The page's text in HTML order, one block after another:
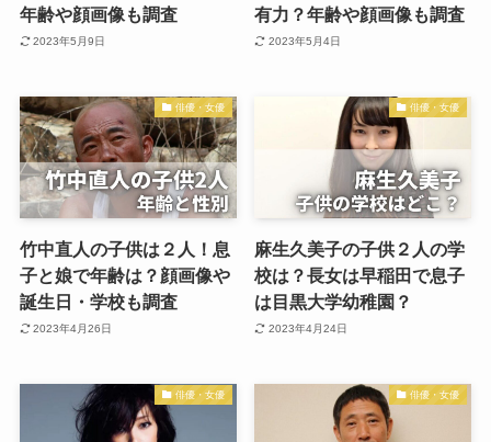
年齢や顔画像も調査
2023年5月9日
有力？年齢や顔画像も調査
2023年5月4日
俳優・女優
竹中直人の子供は２人！息
子と娘で年齢は？顔画像や
誕生日・学校も調査
2023年4月26日
俳優・女優
麻生久美子の子供２人の学
校は？長女は早稲田で息子
は目黒大学幼稚園？
2023年4月24日
俳優・女優 俳優・女優